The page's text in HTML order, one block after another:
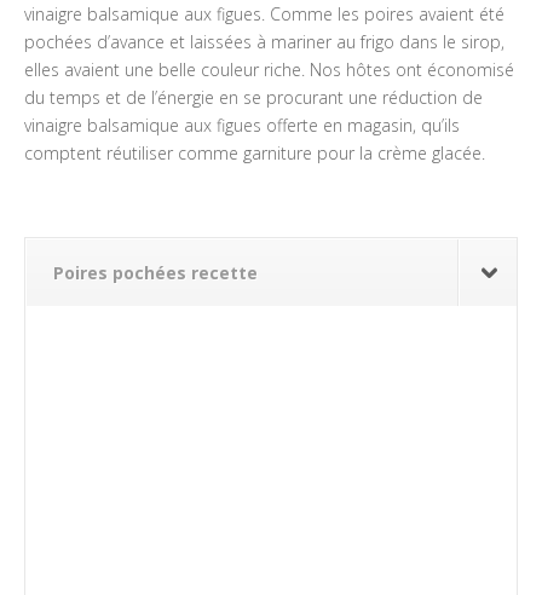
vinaigre balsamique aux figues. Comme les poires avaient été
pochées d’avance et laissées à mariner au frigo dans le sirop,
elles avaient une belle couleur riche. Nos hôtes ont économisé
du temps et de l’énergie en se procurant une réduction de
vinaigre balsamique aux figues offerte en magasin, qu’ils
comptent réutiliser comme garniture pour la crème glacée.
Poires pochées recette